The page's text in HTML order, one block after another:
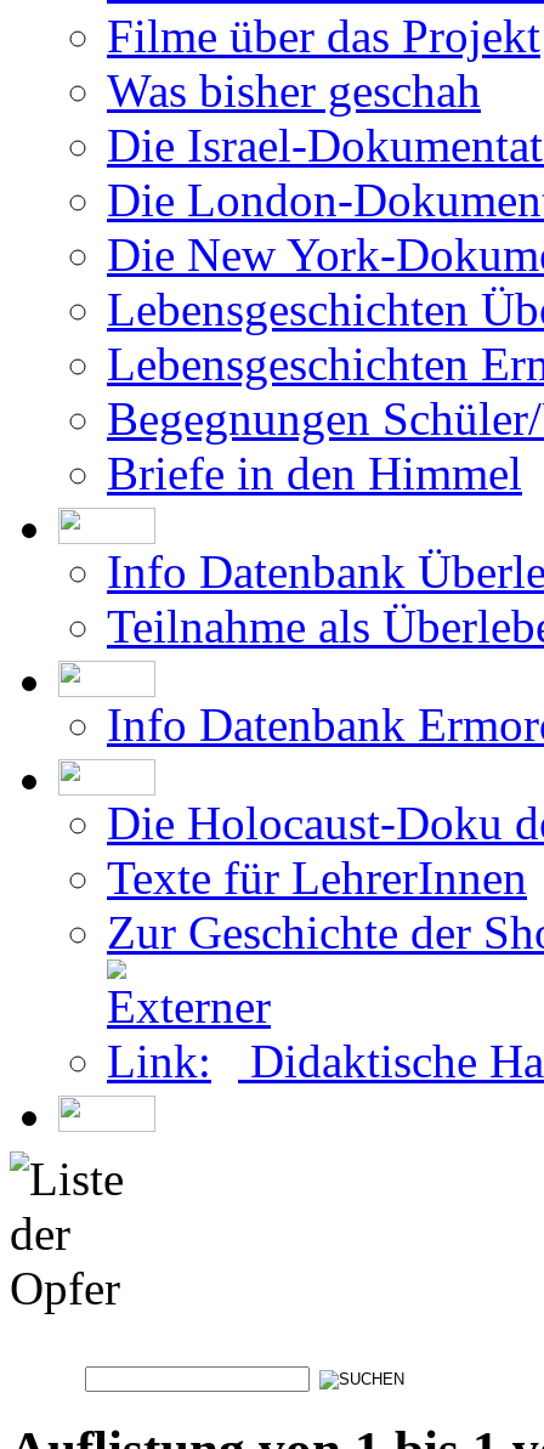
Filme über das Projekt
Was bisher geschah
Die Israel-
Die London-
Die New York-
Lebensgeschichten
Lebensgeschichten
Begegnungen
Briefe in den Himmel
Info Datenbank
Teilnahme als
Info Datenbank
Die Holocaust-Doku
Texte für LehrerInnen
Zur Geschichte der
Didaktische